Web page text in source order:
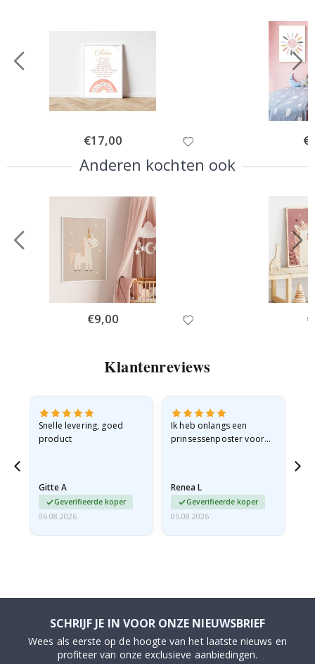
Special
Price
€17,00
Anderen kochten ook
Special
Price
€9,00
Klantenreviews
Snelle levering, goed
product
Gitte A
Geverifieerde koper
06.08.2026
Ik heb onlangs een
prinsessenposter voor
licht…
Renea L
Geverifieerde koper
05.08.2026
SCHRIJF JE IN VOOR ONZE NIEUWSBRIEF
Wees als eerste op de hoogte van het laatste nieuws en
profiteer van onze exclusieve aanbiedingen.